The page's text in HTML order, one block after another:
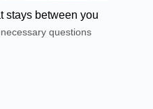
stays between you
questions